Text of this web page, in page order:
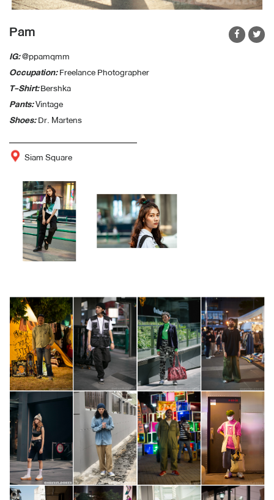
Pam
IG:@ppamqmm
Occupation:Freelance Photographer
T-Shirt:Bershka
Pants:Vintage
Shoes:Dr. Martens
Siam Square